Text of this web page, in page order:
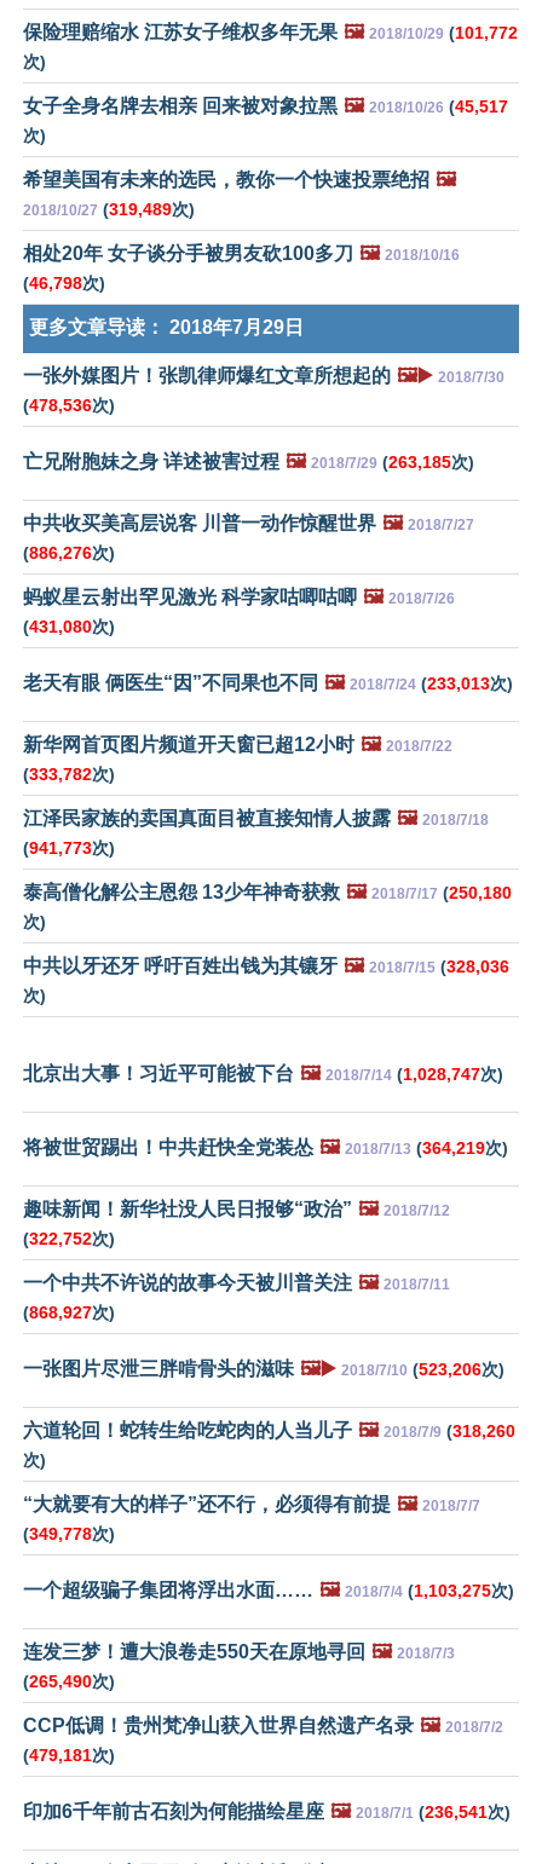
保险理赔缩水 江苏女子维权多年无果 🖼️ 2018/10/29 (101,772
次)
女子全身名牌去相亲 回来被对象拉黑 🖼️ 2018/10/26 (45,517
次)
希望美国有未来的选民，教你一个快速投票绝招 🖼️
2018/10/27 (319,489次)
相处20年 女子谈分手被男友砍100多刀 🖼️ 2018/10/16
(46,798次)
更多文章导读： 2018年7月29日
一张外媒图片！张凯律师爆红文章所想起的 🖼️▶️ 2018/7/30
(478,536次)
亡兄附胞妹之身 详述被害过程 🖼️ 2018/7/29 (263,185次)
中共收买美高层说客 川普一动作惊醒世界 🖼️ 2018/7/27
(886,276次)
蚂蚁星云射出罕见激光 科学家咕唧咕唧 🖼️ 2018/7/26
(431,080次)
老天有眼 俩医生“因”不同果也不同 🖼️ 2018/7/24 (233,013次)
新华网首页图片频道开天窗已超12小时 🖼️ 2018/7/22
(333,782次)
江泽民家族的卖国真面目被直接知情人披露 🖼️ 2018/7/18
(941,773次)
泰高僧化解公主恩怨 13少年神奇获救 🖼️ 2018/7/17 (250,180
次)
中共以牙还牙 呼吁百姓出钱为其镶牙 🖼️ 2018/7/15 (328,036
次)
北京出大事！习近平可能被下台 🖼️ 2018/7/14 (1,028,747次)
将被世贸踢出！中共赶快全党装怂 🖼️ 2018/7/13 (364,219次)
趣味新闻！新华社没人民日报够“政治” 🖼️ 2018/7/12
(322,752次)
一个中共不许说的故事今天被川普关注 🖼️ 2018/7/11
(868,927次)
一张图片尽泄三胖啃骨头的滋味 🖼️▶️ 2018/7/10 (523,206次)
六道轮回！蛇转生给吃蛇肉的人当儿子 🖼️ 2018/7/9 (318,260
次)
“大就要有大的样子”还不行，必须得有前提 🖼️ 2018/7/7
(349,778次)
一个超级骗子集团将浮出水面…… 🖼️ 2018/7/4 (1,103,275次)
连发三梦！遭大浪卷走550天在原地寻回 🖼️ 2018/7/3
(265,490次)
CCP低调！贵州梵净山获入世界自然遗产名录 🖼️ 2018/7/2
(479,181次)
印加6千年前古石刻为何能描绘星座 🖼️ 2018/7/1 (236,541次)